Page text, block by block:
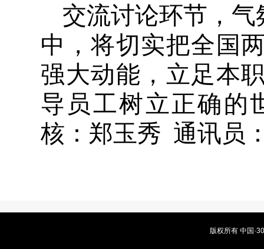
交流讨论环节，
中，将切实把全国
强大动能，立足本
导员工树立正确的
核：郑玉秀 通讯员
版权所有 中国